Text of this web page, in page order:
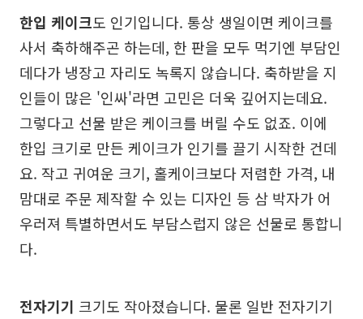
한입 케이크도 인기입니다. 통상 생일이면 케이크를
사서 축하해주곤 하는데, 한 판을 모두 먹기엔 부담인
데다가 냉장고 자리도 녹록지 않습니다. 축하받을 지
인들이 많은 '인싸'라면 고민은 더욱 깊어지는데요.
그렇다고 선물 받은 케이크를 버릴 수도 없죠. 이에
한입 크기로 만든 케이크가 인기를 끌기 시작한 건데
요. 작고 귀여운 크기, 홀케이크보다 저렴한 가격, 내
맘대로 주문 제작할 수 있는 디자인 등 삼 박자가 어
우러져 특별하면서도 부담스럽지 않은 선물로 통합니
다.
전자기기 크기도 작아졌습니다. 물론 일반 전자기기